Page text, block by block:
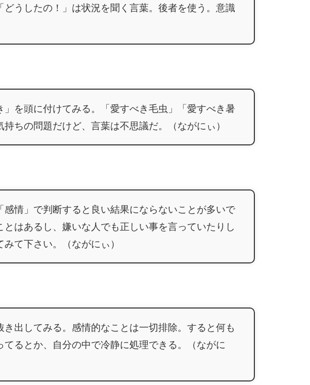
どうしたの！」は状況を聞く言葉。後者を使う。意識
を頭に付けてみる。「愛すべき毛虫」「愛すべき暑
ちの問題だけど、言葉は不思議だ。（ながにぃ）
情」で判断すると良い結果にならないことが多いで
はあるし、嫌いな人でも正しい事を言っていたりし
て下さい。（ながにぃ）
出してみる。感情的なことは一切排除。すると何も
るとか、自分の中で冷静に処理できる。（ながに